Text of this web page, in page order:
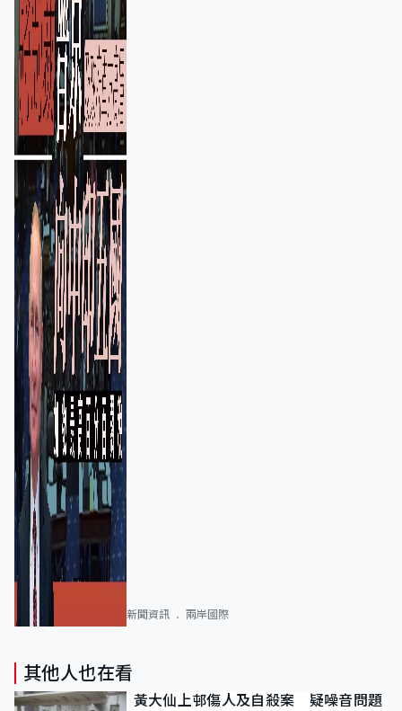
新聞資訊 兩岸國際
其他人也在看
黃大仙上邨傷人及自殺案 疑噪音問題